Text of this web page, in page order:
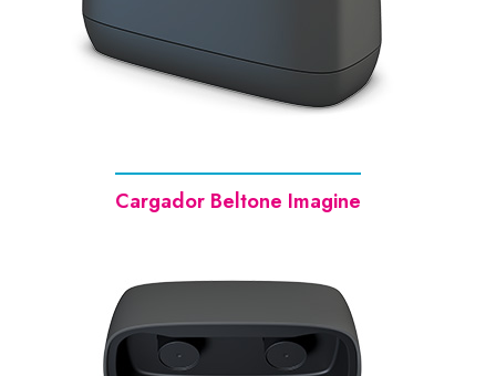
Cargador Beltone Imagine